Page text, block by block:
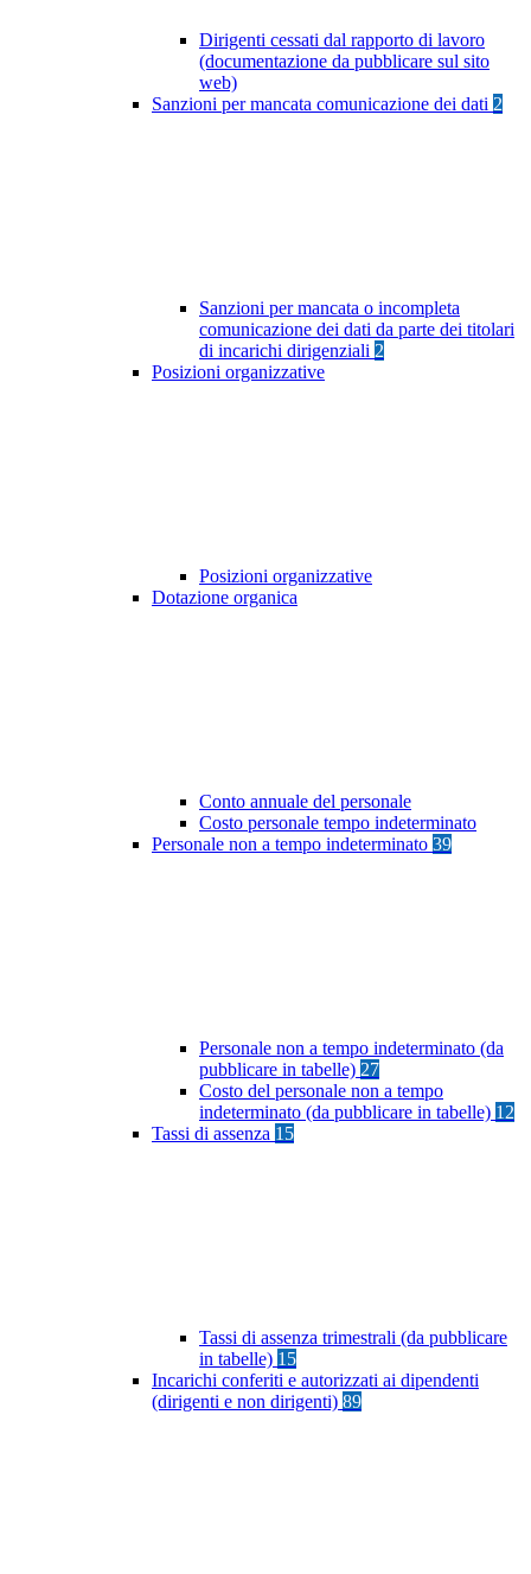
Dirigenti cessati dal rapporto di lavoro
(documentazione da pubblicare sul sito
web)
Sanzioni per mancata comunicazione dei dati 2
Sanzioni per mancata o incompleta
comunicazione dei dati da parte dei titolari
di incarichi dirigenziali 2
Posizioni organizzative
Posizioni organizzative
Dotazione organica
Conto annuale del personale
Costo personale tempo indeterminato
Personale non a tempo indeterminato 39
Personale non a tempo indeterminato (da
pubblicare in tabelle) 27
Costo del personale non a tempo
indeterminato (da pubblicare in tabelle) 12
Tassi di assenza 15
Tassi di assenza trimestrali (da pubblicare
in tabelle) 15
Incarichi conferiti e autorizzati ai dipendenti
(dirigenti e non dirigenti) 89